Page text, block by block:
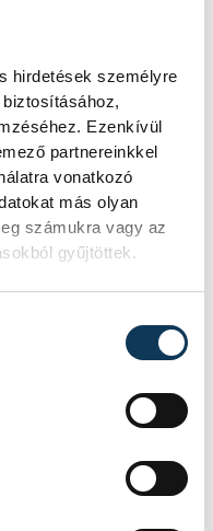
hirdetések személyre
Ezenkívül
partnereinkkel
vonatkozó
más olyan
számukra vagy az
gyűjtöttek.